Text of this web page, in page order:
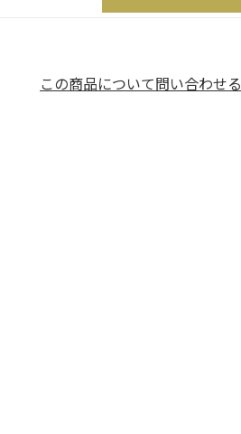
この商品について問い合わせる